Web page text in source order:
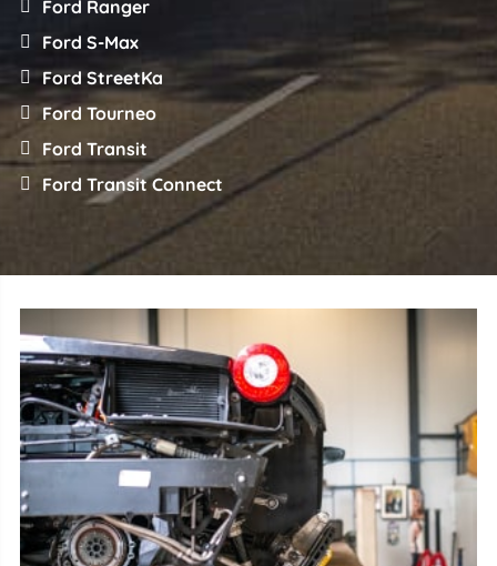
Ford Ranger
Ford S-Max
Ford StreetKa
Ford Tourneo
Ford Transit
Ford Transit Connect